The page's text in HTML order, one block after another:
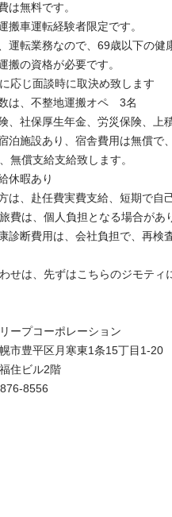
は無料です。
搬車運転経験者限定です。
運転業務なので、69歳以下の健
搬の資格が必要です。
応じ面談時に取決め致します
は、不整地運搬オペ　3名
、社保厚生年金、労災保険、上
泊施設あり、宿舎費用は無償で
無償支給支給致します。
休暇あり
は、赴任費実費支給、短期で自
費は、個人負担となる場合があ
診断費用は、会社負担で、再検
せは、先ずはこちらのジモティ
ープコーポレーション
市豊平区月寒東1条15丁目1-20
住ビル2階
8556